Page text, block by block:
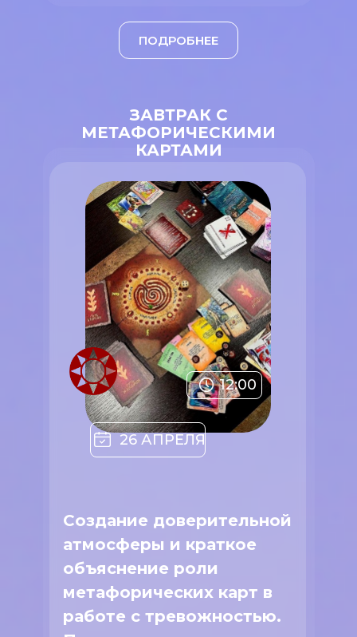
ПОДРОБНЕЕ
Создание доверительной
атмосферы и краткое
объяснение роли
метафорических карт в
работе с тревожностью.
26 АПРЕЛЯ
ЗАВТРАК С
МЕТАФОРИЧЕСКИМИ
КАРТАМИ
12:00